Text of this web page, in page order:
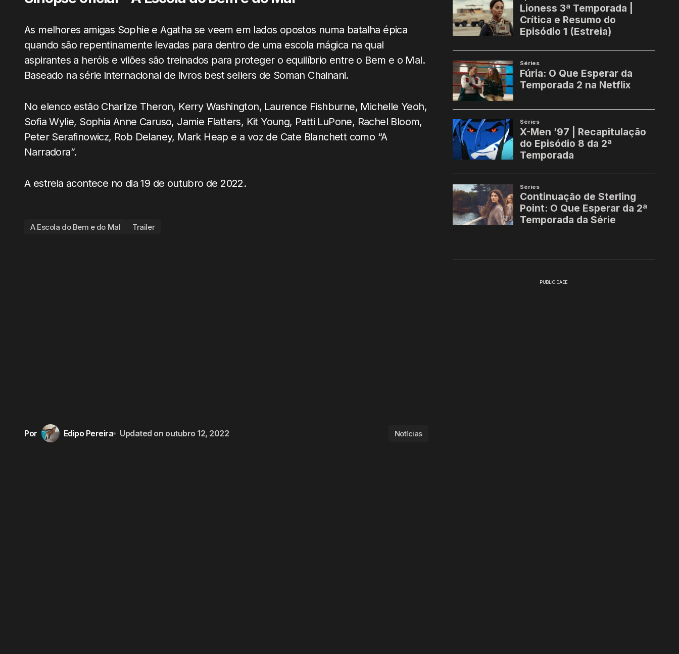
As melhores amigas Sophie e Agatha se veem em lados opostos numa batalha épica
quando são repentinamente levadas para dentro de uma escola mágica na qual
aspirantes a heróis e vilões são treinados para proteger o equilíbrio entre o Bem e o Mal.
Baseado na série internacional de livros best sellers de Soman Chainani.
No elenco estão Charlize Theron, Kerry Washington, Laurence Fishburne, Michelle Yeoh,
Sofia Wylie, Sophia Anne Caruso, Jamie Flatters, Kit Young, Patti LuPone, Rachel Bloom,
Peter Serafinowicz, Rob Delaney, Mark Heap e a voz de Cate Blanchett como “A
Narradora”.
A estreia acontece no dia 19 de outubro de 2022.
A Escola do Bem e do Mal Trailer
Por Edipo Pereira Updated on outubro 12, 2022 Notícias
PUBLICIDADE